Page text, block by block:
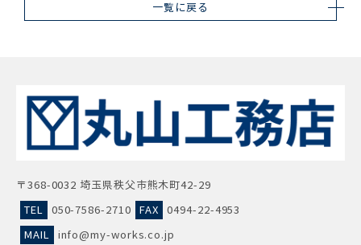
一覧に戻る
〒368-0032 埼玉県秩父市熊木町42-29
TEL
050-7586-2710 FAX
0494-22-4953
MAIL
info@my-works.co.jp